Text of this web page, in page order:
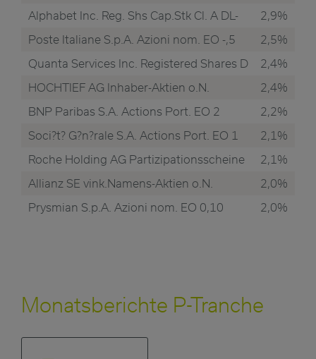
Alphabet Inc. Reg. Shs Cap.Stk Cl. A DL-
2,9%
Poste Italiane S.p.A. Azioni nom. EO -,5
2,5%
Quanta Services Inc. Registered Shares D
2,4%
HOCHTIEF AG Inhaber-Aktien o.N.
2,4%
BNP Paribas S.A. Actions Port. EO 2
2,2%
Soci?t? G?n?rale S.A. Actions Port. EO 1
2,1%
Roche Holding AG Partizipationsscheine
2,1%
Allianz SE vink.Namens-Aktien o.N.
2,0%
Prysmian S.p.A. Azioni nom. EO 0,10
2,0%
Monatsberichte P-Tranche